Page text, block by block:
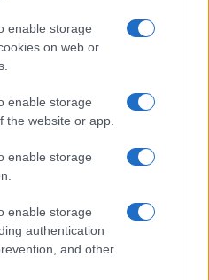
enable storage
on web or
enable storage
the website or app.
enable storage
enable storage
authentication
and other
del Hack
la Información
Edition